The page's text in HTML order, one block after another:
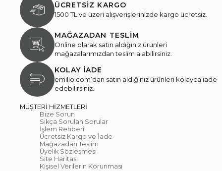
ÜCRETSİZ KARGO
1500 TL ve üzeri alışverişlerinizde kargo ücretsiz.
MAĞAZADAN TESLİM
Online olarak satın aldığınız ürünleri
mağazalarımızdan teslim alabilirsiniz.
KOLAY İADE
emilio.com’dan satın aldığınız ürünleri kolayca iade
edebilirsiniz.
MÜŞTERİ HİZMETLERİ
Bize Sorun
Sıkça Sorulan Sorular
İşlem Rehberi
Ücretsiz Kargo ve İade
Mağazadan Teslim
Üyelik Sözleşmesi
Site Haritası
Kişisel Verilerin Korunması